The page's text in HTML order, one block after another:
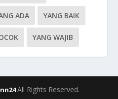
ADA YANG BAIK
YANG WAJIB
All Rights Reserved.